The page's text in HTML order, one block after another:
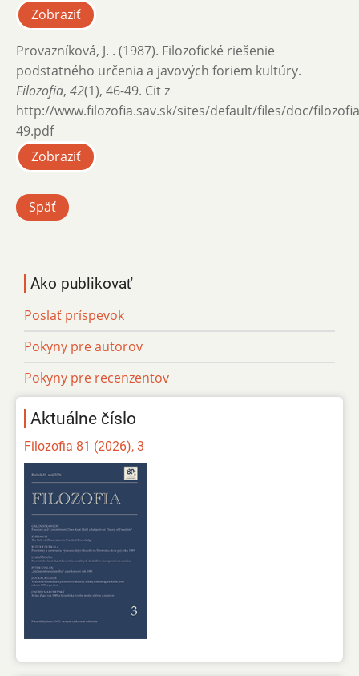
Zobraziť
Provazníková, J. . (1987). Filozofické riešenie
podstatného určenia a javových foriem kultúry.
Filozofia, 42(1), 46-49. Cit z
http://www.filozofia.sav.sk/sites/default/files/doc/
49.pdf
Zobraziť
Späť
Ako publikovať
Poslať príspevok
Pokyny pre autorov
Pokyny pre recenzentov
Aktuálne číslo
Filozofia 81 (2026), 3